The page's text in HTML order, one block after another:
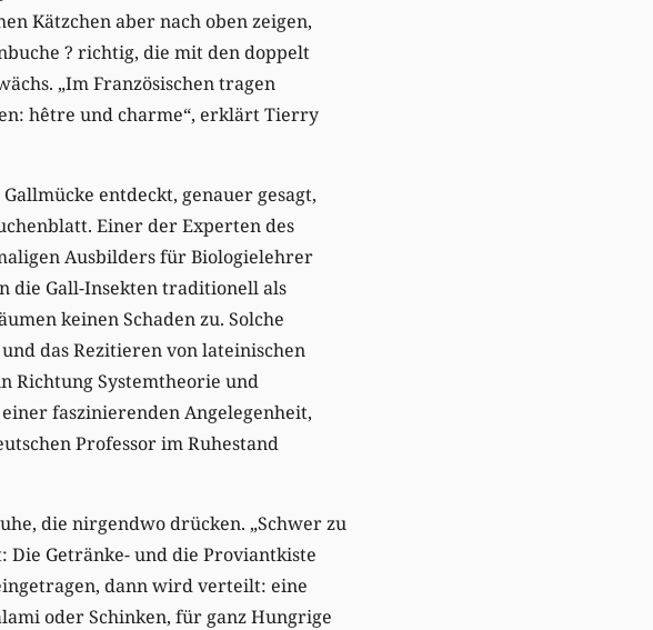
Kätzchen aber nach oben zeigen,
? richtig, die mit den doppelt
„Im Französischen tragen
hêtre und charme“, erklärt Tierry
entdeckt, genauer gesagt,
Einer der Experten des
Ausbilders für Biologielehrer
die Gall-Insekten traditionell als
keinen Schaden zu. Solche
das Rezitieren von lateinischen
Richtung Systemtheorie und
faszinierenden Angelegenheit,
Professor im Ruhestand
die nirgendwo drücken. „Schwer zu
Die Getränke- und die Proviantkiste
dann wird verteilt: eine
oder Schinken, für ganz Hungrige